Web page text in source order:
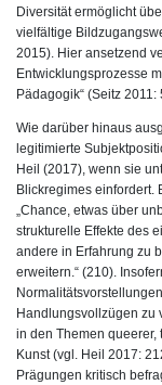
Diversität ermöglicht
vielfältige
2015). Hier ansetzend
Entwicklungsprozesse
Pädagogik“ (Seitz 2011:
Wie darüber hinaus
legitimierte
Heil (2017), wenn sie
Blickregimes einfordert.
„Chance, etwas über
strukturelle Effekte des
andere in Erfahrung zu
erweitern.“ (210).
Handlungsvollzügen zu
in den Themen
Kunst (vgl. Heil 2017:
Prägungen kritisch